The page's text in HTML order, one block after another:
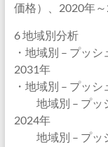
価格）、2020年
6 地域別分析
・地域別 – プッ
2031年
・地域別 – プッ
地域別 – プッ
2024年
地域別 – プッ